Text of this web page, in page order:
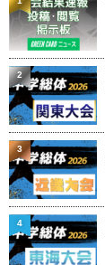
2
3
4